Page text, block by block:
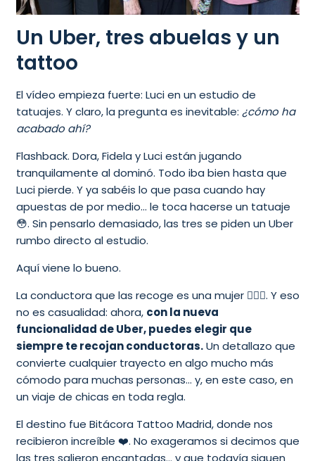
Un Uber, tres abuelas y un
tattoo
El vídeo empieza fuerte: Luci en un estudio de
tatuajes. Y claro, la pregunta es inevitable: ¿cómo ha
acabado ahí?
Flashback. Dora, Fidela y Luci están jugando
tranquilamente al dominó. Todo iba bien hasta que
Luci pierde. Y ya sabéis lo que pasa cuando hay
apuestas de por medio… le toca hacerse un tatuaje
😳. Sin pensarlo demasiado, las tres se piden un Uber
rumbo directo al estudio.
Aquí viene lo bueno.
La conductora que las recoge es una mujer 💁🏼‍♀️. Y eso
no es casualidad: ahora, con la nueva
funcionalidad de Uber, puedes elegir que
siempre te recojan conductoras.Un detallazo que
convierte cualquier trayecto en algo mucho más
cómodo para muchas personas… y, en este caso, en
un viaje de chicas en toda regla.
El destino fue Bitácora Tattoo Madrid, donde nos
recibieron increíble ❤️. No exageramos si decimos que